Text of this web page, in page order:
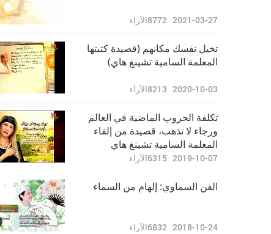
2021-03-27
8772الآراء
تخيل نفسك مكانهم (قصيدة كتبتها
المعلمة السامية تشينغ هاي)
2020-10-03
8213الآراء
تكلفة الحروب الماضية في العالم
ورجاء لا تذهب، قصيدة من إلقاء
المعلمة السامية تشينغ هاي
2019-10-07
6315الآراء
الفن السماوي: إلهام من السماء
2018-10-24
6832الآراء